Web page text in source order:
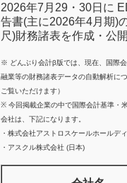
2026年7月29・30日に
告書(主に2026年4月期)
尺)財務諸表を作成・公
※ どんぶり会計β版では、現在、国際
融業等の財務諸表データの自動解析に
ご覧いただけます）
※ 今回掲載企業の中で国際会計基準・
会社は、下記になります。
・株式会社アストロスケールホールデ
・アスクル株式会社 (日本)